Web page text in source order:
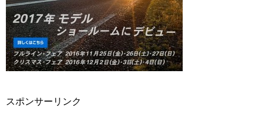
スポンサーリンク